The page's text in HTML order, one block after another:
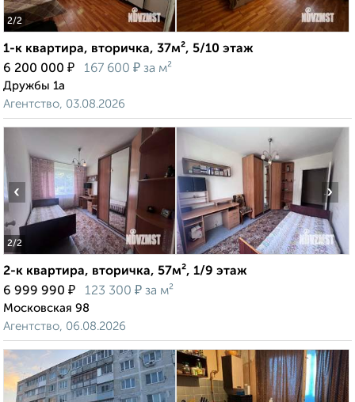
2/2
1-к квартира, вторичка, 37м², 5/10 этаж
6 200 000 ₽ 167 600 ₽ за м²
Дружбы 1а
Агентство, 03.08.2026
2/2
‹ ›
2-к квартира, вторичка, 57м², 1/9 этаж
6 999 990 ₽ 123 300 ₽ за м²
Московская 98
Агентство, 06.08.2026